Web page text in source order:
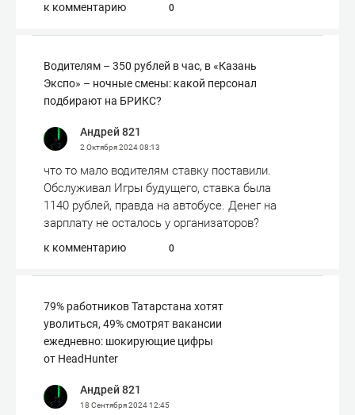
к комментарию 0
Водителям – 350 рублей в час, в «Казань
Экспо» – ночные смены: какой персонал
подбирают на БРИКС?
Андрей 821
2 Октября 202408:13
что то мало водителям ставку поставили.
Обслуживал Игры будущего, ставка была
1140 рублей, правда на автобусе. Денег на
зарплату не осталось у организаторов?
к комментарию 0
79% работников Татарстана хотят
уволиться, 49% смотрят вакансии
ежедневно: шокирующие цифры
от HeadHunter
Андрей 821
18 Сентября 202412:45